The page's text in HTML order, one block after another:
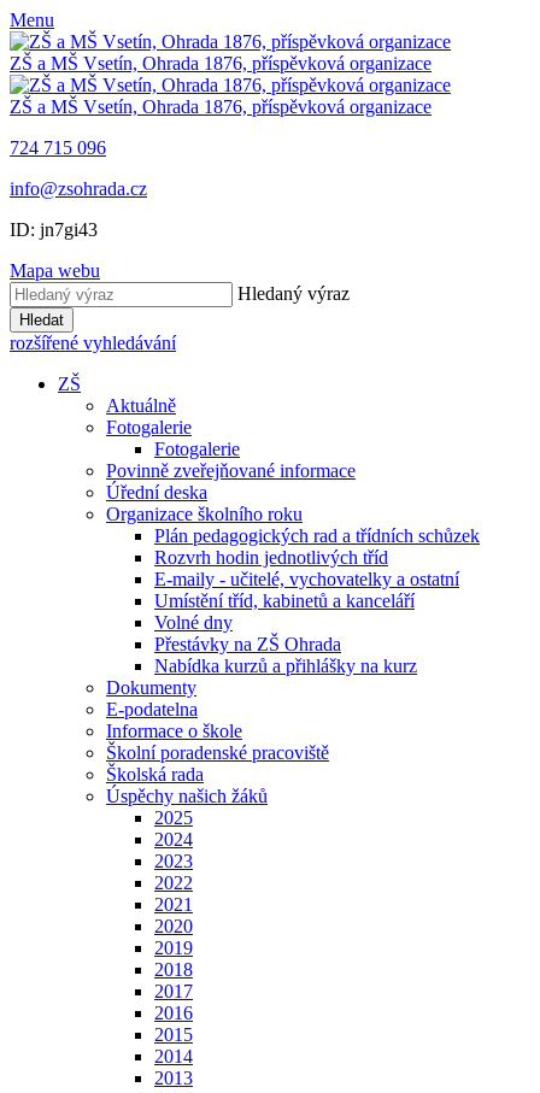
Menu
ZŠ a MŠ Vsetín, Ohrada 1876, příspěvková organizace
ZŠ a MŠ Vsetín, Ohrada 1876, příspěvková organizace
724 715 096
info@zsohrada.cz
ID: jn7gi43
Mapa webu
Hledaný výraz
Hledat
rozšířené vyhledávání
ZŠ
Aktuálně
Fotogalerie
Fotogalerie
Povinně zveřejňované informace
Úřední deska
Organizace školního roku
Plán pedagogických rad a třídních schůzek
Rozvrh hodin jednotlivých tříd
E-maily - učitelé, vychovatelky a ostatní
Umístění tříd, kabinetů a kanceláří
Volné dny
Přestávky na ZŠ Ohrada
Nabídka kurzů a přihlášky na kurz
Dokumenty
E-podatelna
Informace o škole
Školní poradenské pracoviště
Školská rada
Úspěchy našich žáků
2025
2024
2023
2022
2021
2020
2019
2018
2017
2016
2015
2014
2013